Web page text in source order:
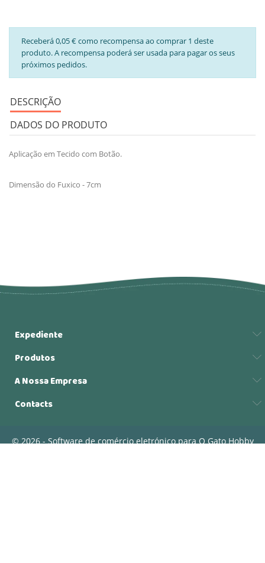
Receberá 0,05 € como recompensa ao comprar 1 deste
produto. A recompensa poderá ser usada para pagar os seus
próximos pedidos.
DESCRIÇÃO
DADOS DO PRODUTO
Aplicação em Tecido com Botão.
Dimensão do Fuxico - 7cm
Expediente
Produtos
A Nossa Empresa
Contacts
© 2026 - Software de comércio eletrónico para O Gato Hobby